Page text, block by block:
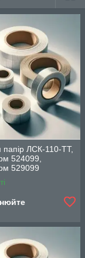
ЛСК-110-ТТ,
524099,
529099